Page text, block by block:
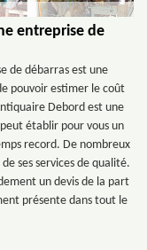
entreprise de
de débarras est une
pouvoir estimer le coût
Debord est une
établir pour vous un
record. De nombreux
ses services de qualité.
un devis de la part
présente dans tout le